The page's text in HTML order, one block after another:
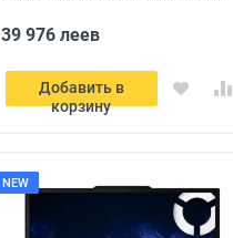
39 976 леев
Добавить в
корзину
NEW